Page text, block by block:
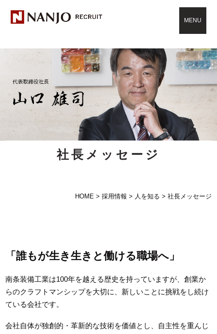
MENU
社長メッセージ
HOME> 採用情報 > 人を知る > 社長メッセージ
「誰もが生き生きと働ける職場へ」
南条装備工業は100年を越える歴史を持っていますが、創業か
らのクラフトマンシップを大切に、新しいことに挑戦をし続け
ている会社です。
会社自体が独創的・革新的な技術を価値とし、自主性を重んじ